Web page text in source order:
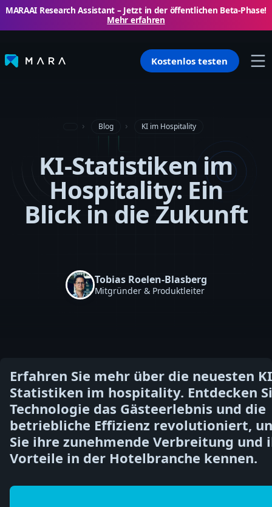
MARAAI Research Assistant – ​​Jetzt in der öffentlichen Beta-Phase!
Mehr erfahren
Kostenlos testen
Blog KI im Hospitality
KI-Statistiken im
Hospitality: Ein
Blick in die Zukunft
Tobias Roelen-Blasberg
Mitgründer & Produktleiter
Erfahren Sie mehr über die neuesten
Statistiken im hospitality. Entdecken
Technologie das Gästeerlebnis und die
betriebliche Effizienz revolutioniert,
Sie ihre zunehmende Verbreitung und
Vorteile in der Hotelbranche kennen.